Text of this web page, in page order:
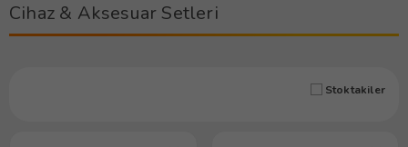
Cihaz & Aksesuar Setleri
Stoktakiler